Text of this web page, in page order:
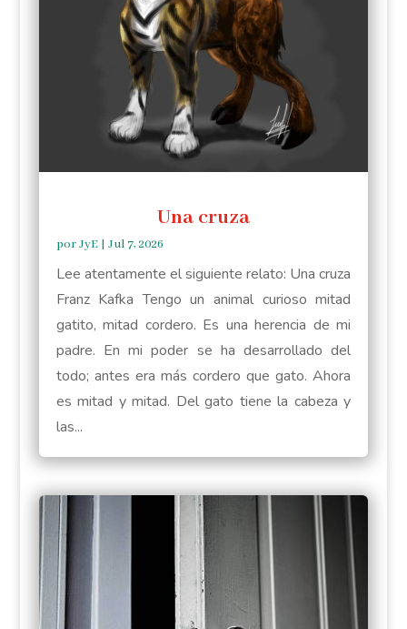
Una cruza
porJyE| Jul 7, 2026
Lee atentamente el siguiente relato: Una cruza
Franz Kafka Tengo un animal curioso mitad
gatito, mitad cordero. Es una herencia de mi
padre. En mi poder se ha desarrollado del
todo; antes era más cordero que gato. Ahora
es mitad y mitad. Del gato tiene la cabeza y
las...